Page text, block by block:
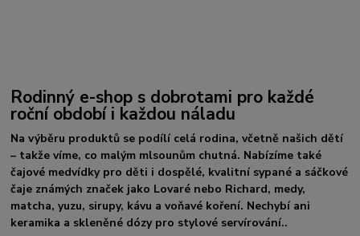
Rodinný e-shop s dobrotami pro každé
roční období i každou náladu
Na výběru produktů se podílí celá rodina, včetně našich dětí
– takže víme, co malým mlsounům chutná. Nabízíme také
čajové medvídky pro děti i dospělé, kvalitní sypané a sáčkové
čaje známých značek jako Lovaré nebo Richard, medy,
matcha, yuzu, sirupy, kávu a voňavé koření. Nechybí ani
keramika a skleněné dózy pro stylové servírování..